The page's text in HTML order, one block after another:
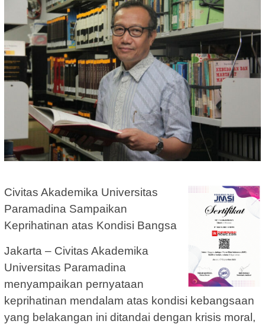
Civitas Akademika Universitas
Paramadina Sampaikan
Keprihatinan atas Kondisi Bangsa
Jakarta – Civitas Akademika
Universitas Paramadina
menyampaikan pernyataan
keprihatinan mendalam atas kondisi kebangsaan
yang belakangan ini ditandai dengan krisis moral,